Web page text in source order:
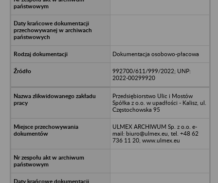
Dokumentacja osobowo-płacowa
992700/611/999/2022; UNP:
2022-00299920
Przedsiębiorstwo Ulic i Mostów
Spółka z o.o. w upadłości - Kalisz, ul.
Częstochowska 95
ULMEX ARCHIWUM Sp. z o.o. e-
mail: biuro@ulmex.eu, tel. +48 62
736 11 20, www.ulmex.eu